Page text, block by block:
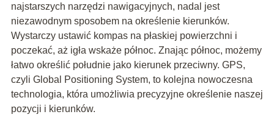
najstarszych narzędzi nawigacyjnych, nadal jest
niezawodnym sposobem na określenie kierunków.
Wystarczy ustawić kompas na płaskiej powierzchni i
poczekać, aż igła wskaże północ. Znając północ, możemy
łatwo określić południe jako kierunek przeciwny. GPS,
czyli Global Positioning System, to kolejna nowoczesna
technologia, która umożliwia precyzyjne określenie naszej
pozycji i kierunków.